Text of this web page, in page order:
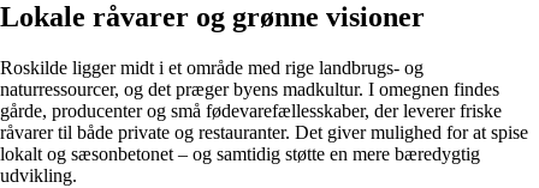
Lokale råvarer og grønne visioner
Roskilde ligger midt i et område med rige landbrugs- og
naturressourcer, og det præger byens madkultur. I omegnen findes
gårde, producenter og små fødevarefællesskaber, der leverer friske
råvarer til både private og restauranter. Det giver mulighed for at spise
lokalt og sæsonbetonet – og samtidig støtte en mere bæredygtig
udvikling.